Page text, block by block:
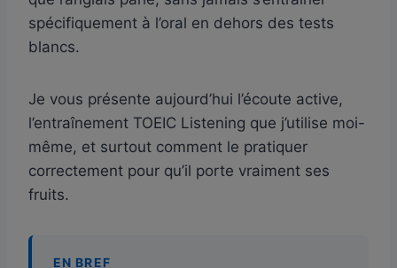
spécifiquement à l’oral en dehors des tests
blancs.
Je vous présente aujourd’hui l’écoute active,
l’entraînement TOEIC Listening que j’utilise moi-
même, et surtout comment le pratiquer
correctement pour qu’il porte vraiment ses
fruits.
EN BREF